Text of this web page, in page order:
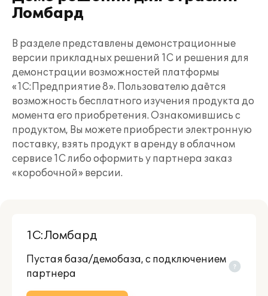
Ломбард
В разделе представлены демонстрационные
версии прикладных решений 1С и решения для
демонстрации возможностей платформы
«1С:Предприятие 8». Пользователю даётся
возможность бесплатного изучения продукта до
момента его приобретения. Ознакомившись с
продуктом, Вы можете приобрести электронную
поставку, взять продукт в аренду в облачном
сервисе 1С либо оформить у партнера заказ
«коробочной» версии.
1С:Ломбард
Пустая база/демобаза, c подключением
партнера